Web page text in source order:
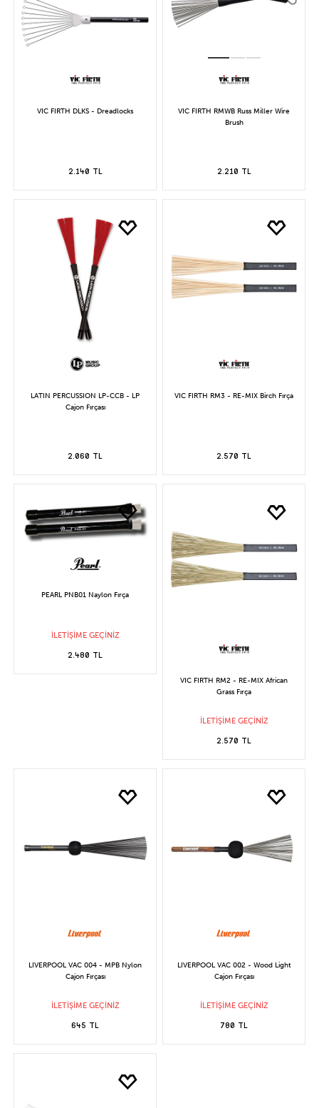
VIC FIRTH DLKS - Dreadlocks
2.140 TL
VIC FIRTH RMWB Russ Miller Wire
Brush
2.210 TL
LATIN PERCUSSION LP-CCB - LP
Cajon Fırçası
2.060 TL
VIC FIRTH RM3 - RE-MIX Birch Fırça
2.570 TL
PEARL PNB01 Naylon Fırça
İLETİŞİME GEÇİNİZ
2.480 TL
VIC FIRTH RM2 - RE-MIX African
Grass Fırça
İLETİŞİME GEÇİNİZ
2.570 TL
LIVERPOOL VAC 004 - MPB Nylon
Cajon Fırçası
İLETİŞİME GEÇİNİZ
645 TL
LIVERPOOL VAC 002 - Wood Light
Cajon Fırçası
İLETİŞİME GEÇİNİZ
780 TL